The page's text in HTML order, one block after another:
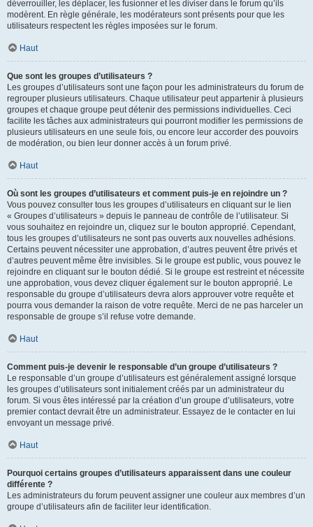
déverrouiller, les déplacer, les fusionner et les diviser dans le forum qu’ils
modèrent. En règle générale, les modérateurs sont présents pour que les
utilisateurs respectent les règles imposées sur le forum.
Haut
Que sont les groupes d’utilisateurs ?
Les groupes d’utilisateurs sont une façon pour les administrateurs du forum de
regrouper plusieurs utilisateurs. Chaque utilisateur peut appartenir à plusieurs
groupes et chaque groupe peut détenir des permissions individuelles. Ceci
facilite les tâches aux administrateurs qui pourront modifier les permissions de
plusieurs utilisateurs en une seule fois, ou encore leur accorder des pouvoirs
de modération, ou bien leur donner accès à un forum privé.
Haut
Où sont les groupes d’utilisateurs et comment puis-je en rejoindre un ?
Vous pouvez consulter tous les groupes d’utilisateurs en cliquant sur le lien
« Groupes d’utilisateurs » depuis le panneau de contrôle de l’utilisateur. Si
vous souhaitez en rejoindre un, cliquez sur le bouton approprié. Cependant,
tous les groupes d’utilisateurs ne sont pas ouverts aux nouvelles adhésions.
Certains peuvent nécessiter une approbation, d’autres peuvent être privés et
d’autres peuvent même être invisibles. Si le groupe est public, vous pouvez le
rejoindre en cliquant sur le bouton dédié. Si le groupe est restreint et nécessite
une approbation, vous devez cliquer également sur le bouton approprié. Le
responsable du groupe d’utilisateurs devra alors approuver votre requête et
pourra vous demander la raison de votre requête. Merci de ne pas harceler un
responsable de groupe s’il refuse votre demande.
Haut
Comment puis-je devenir le responsable d’un groupe d’utilisateurs ?
Le responsable d’un groupe d’utilisateurs est généralement assigné lorsque
les groupes d’utilisateurs sont initialement créés par un administrateur du
forum. Si vous êtes intéressé par la création d’un groupe d’utilisateurs, votre
premier contact devrait être un administrateur. Essayez de le contacter en lui
envoyant un message privé.
Haut
Pourquoi certains groupes d’utilisateurs apparaissent dans une couleur
différente ?
Les administrateurs du forum peuvent assigner une couleur aux membres d’un
groupe d’utilisateurs afin de faciliter leur identification.